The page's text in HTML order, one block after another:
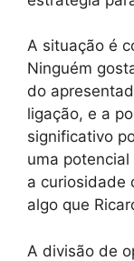
A situação é
Ninguém
do
ligação, e a
significativo
uma
a curiosidade
algo que
A divisão de